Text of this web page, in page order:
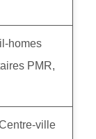
homes
PMR,
ville